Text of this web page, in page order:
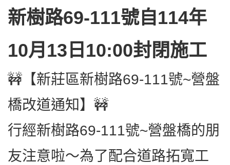
新樹路69-111號自114年
10月13日10:00封閉施工
🚧【新莊區新樹路69-111號~營盤
橋改道通知】🚧
行經新樹路69-111號~營盤橋的朋
友注意啦～為了配合道路拓寬工